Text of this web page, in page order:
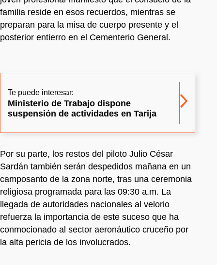
familia reside en esos recuerdos, mientras se
preparan para la misa de cuerpo presente y el
posterior entierro en el Cementerio General.
Te puede interesar:
Ministerio de Trabajo dispone
suspensión de actividades en Tarija
Por su parte, los restos del piloto Julio César
Sardán también serán despedidos mañana en un
camposanto de la zona norte, tras una ceremonia
religiosa programada para las 09:30 a.m. La
llegada de autoridades nacionales al velorio
refuerza la importancia de este suceso que ha
conmocionado al sector aeronáutico cruceño por
la alta pericia de los involucrados.